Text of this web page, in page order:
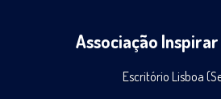
Associação
Escritório Lisboa